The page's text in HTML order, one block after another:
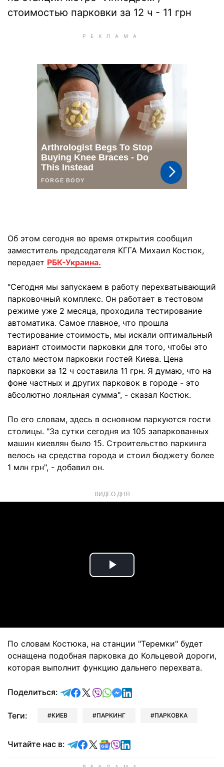
стоимостью парковки за 12 ч - 11 грн
Об этом сегодня во время открытия сообщил
заместитель председателя КГГА Михаил Костюк,
передает РБК-Украина.
"Сегодня мы запускаем в работу перехватывающий
парковочный комплекс. Он работает в тестовом
режиме уже 2 месяца, проходила тестирование
автоматика. Самое главное, что прошла
тестирование стоимость, мы искали оптимальный
вариант стоимости парковки для того, чтобы это
стало местом парковки гостей Киева. Цена
парковки за 12 ч составила 11 грн. Я думаю, что на
фоне частных и других парковок в городе - это
абсолютно лояльная сумма", - сказал Костюк.
По его словам, здесь в основном паркуются гости
столицы. "За сутки сегодня из 105 запаркованных
машин киевлян было 15. Строительство паркинга
велось на средства города и стоил бюджету более
1 млн грн", - добавил он.
ВИДЕО ДНЯ
Play
По словам Костюка, на станции "Теремки" будет
оснащена подобная парковка до Кольцевой дороги,
которая выполнит функцию дальнего перехвата.
Поделиться: отправить в Telegram
поделиться в Facebook
поделиться в X
отправить в Viber
отправить в Whatsapp
отправить в Messenger
отправить в LinkedIn
Теги: КИЕВ ПАРКИНГ ПАРКОВКА
Читайте нас в: Читайте в Telegram
Читайте в Facebook
Читайте в X
Читайте в Google news
Читайте в Viber
Читайте в LinkedIn